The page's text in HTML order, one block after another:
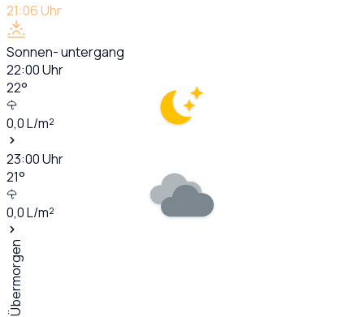
21:06Uhr
Sonnen- untergang
22:00Uhr
22°
0,0L/m²
23:00Uhr
21°
0,0L/m²
Übermorgen